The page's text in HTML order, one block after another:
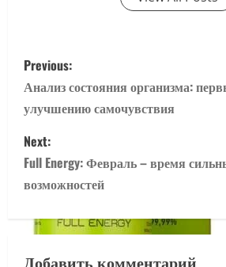
P
o
s
t
n
a
v
Previous:
Анализ состояния организма:
улучшению самочувствия
Next:
Full Energy: Февраль – время
возможностей
Добавить комментарий